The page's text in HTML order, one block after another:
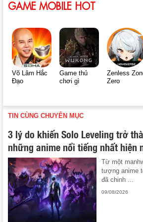
GAME MOBILE HOT
Võ Lâm Hắc
Đạo
Game thủ
chơi gì
Zenless
Zero
TIN CÙNG CHUYÊN MỤC
3 lý do khiến Solo Leveling trở
những anime nổi tiếng nhất hiện
Từ một
tượng anime
đã chinh ...
09/08/2026